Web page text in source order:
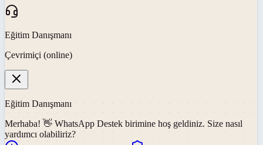
Eğitim Danışmanı
Çevrimiçi (online)
Eğitim Danışmanı
Merhaba! 👋 WhatsApp Destek birimine hoş geldiniz. Size nasıl
yardımcı olabiliriz?